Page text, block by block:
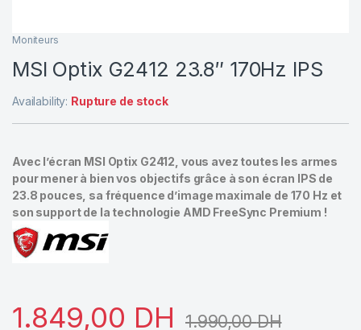
Moniteurs
MSI Optix G2412 23.8″ 170Hz IPS
Availability: Rupture de stock
Avec l’écran MSI Optix G2412, vous avez toutes les armes
pour mener à bien vos objectifs grâce à son écran IPS de
23.8 pouces, sa fréquence d’image maximale de 170 Hz et
son support de la technologie AMD FreeSync Premium !
1.849,00 DH 1.990,00DH